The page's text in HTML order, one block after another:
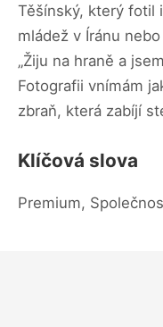
Těšínský, který fotil
mládež v Íránu
„Žiju na hraně a
Fotografii vnímám
zbraň, která zabíjí
Klíčová slova
Premium,